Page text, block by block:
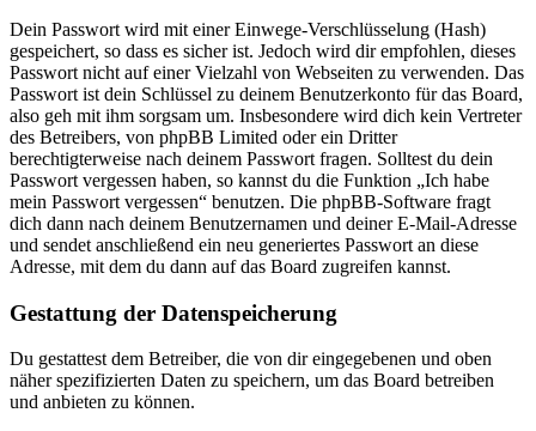
Dein Passwort wird mit einer Einwege-Verschlüsselung (Hash)
gespeichert, so dass es sicher ist. Jedoch wird dir empfohlen, dieses
Passwort nicht auf einer Vielzahl von Webseiten zu verwenden. Das
Passwort ist dein Schlüssel zu deinem Benutzerkonto für das Board,
also geh mit ihm sorgsam um. Insbesondere wird dich kein Vertreter
des Betreibers, von phpBB Limited oder ein Dritter
berechtigterweise nach deinem Passwort fragen. Solltest du dein
Passwort vergessen haben, so kannst du die Funktion „Ich habe
mein Passwort vergessen“ benutzen. Die phpBB-Software fragt
dich dann nach deinem Benutzernamen und deiner E-Mail-Adresse
und sendet anschließend ein neu generiertes Passwort an diese
Adresse, mit dem du dann auf das Board zugreifen kannst.
Gestattung der Datenspeicherung
Du gestattest dem Betreiber, die von dir eingegebenen und oben
näher spezifizierten Daten zu speichern, um das Board betreiben
und anbieten zu können.